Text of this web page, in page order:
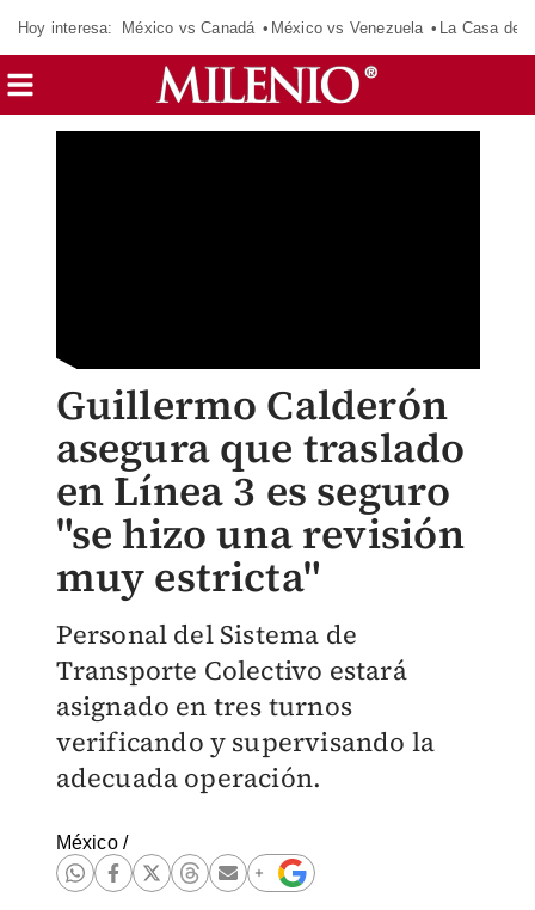
Hoy interesa: México vs Canadá México vs Venezuela La Casa de
Guillermo Calderón
asegura que traslado
en Línea 3 es seguro
"se hizo una revisión
muy estricta"
Personal del Sistema de
Transporte Colectivo estará
asignado en tres turnos
verificando y supervisando la
adecuada operación.
México/